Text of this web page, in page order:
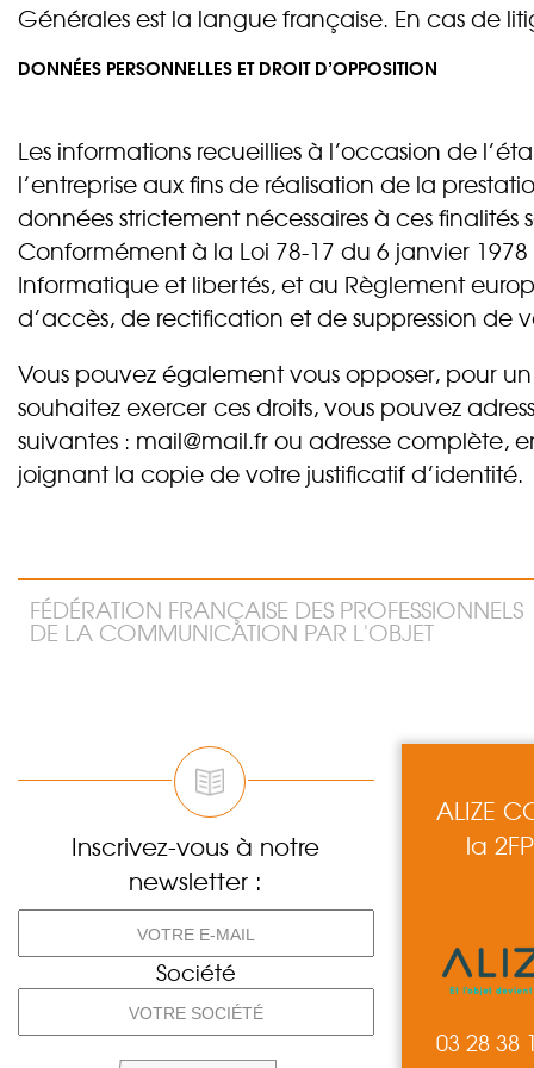
Générales est la langue française. En cas de
DONNÉES PERSONNELLES ET DROIT D’OPPOSITION
Les informations recueillies à l’occasion de
l’entreprise aux fins de réalisation de la
données strictement nécessaires à ces
Conformément à la Loi 78-17 du 6 janvier
Informatique et libertés, et au Règlement
d’accès, de rectification et de suppression de
Vous pouvez également vous opposer, pour
souhaitez exercer ces droits, vous pouvez
suivantes : mail@mail.fr ou adresse complète,
joignant la copie de votre justificatif d’identité.
FÉDÉRATION FRANÇAISE DES PROFESSIONNELS
DE LA COMMUNICATION PAR L'OBJET
Inscrivez-vous à notre
newsletter :
Société
ALIZE
la
03 28 38